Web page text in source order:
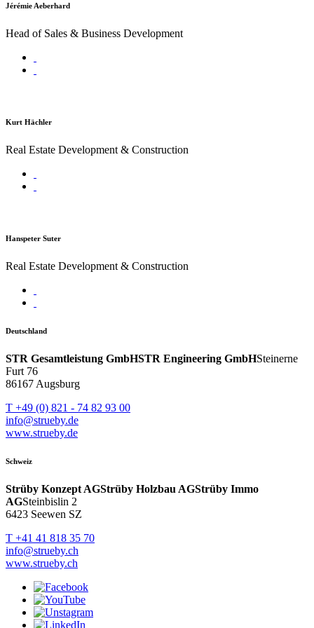
Jérémie Aeberhard
Head of Sales & Business Development
Kurt Hächler
Real Estate Development & Construction
Hanspeter Suter
Real Estate Development & Construction
Deutschland
STR Gesamtleistung GmbHSTR Engineering GmbHSteinerne
Furt 76
86167 Augsburg
T +49 (0) 821 - 74 82 93 00
info@strueby.de
www.strueby.de
Schweiz
Strüby Konzept AGStrüby Holzbau AGStrüby Immo
AGSteinbislin 2
6423 Seewen SZ
T +41 41 818 35 70
info@strueby.ch
www.strueby.ch